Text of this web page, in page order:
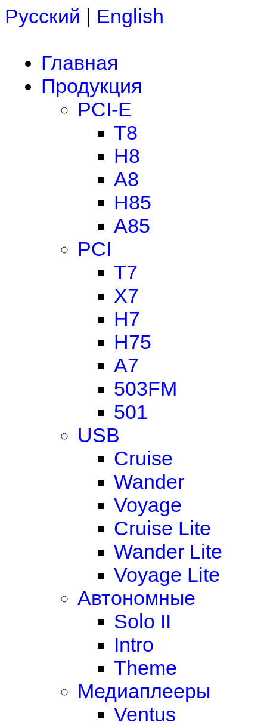
Русский | English
Главная
Продукция
PCI-E
T8
H8
A8
H85
A85
PCI
T7
X7
H7
H75
A7
503FM
501
USB
Cruise
Wander
Voyage
Cruise Lite
Wander Lite
Voyage Lite
Автономные
Solo II
Intro
Theme
Медиаплееры
Ventus